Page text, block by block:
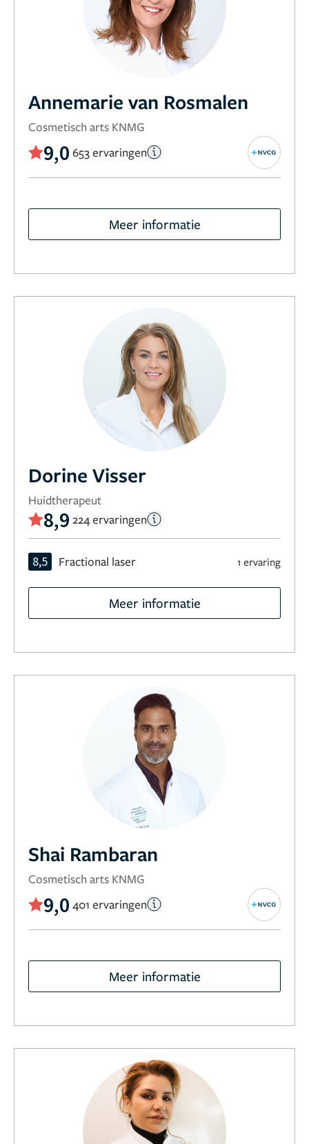
Annemarie van Rosmalen
Cosmetisch arts KNMG
9,0 653 ervaringen
Meer informatie
Dorine Visser
Huidtherapeut
8,9 224 ervaringen
8,5 Fractional laser 1 ervaring
Meer informatie
Shai Rambaran
Cosmetisch arts KNMG
9,0 401 ervaringen
Meer informatie